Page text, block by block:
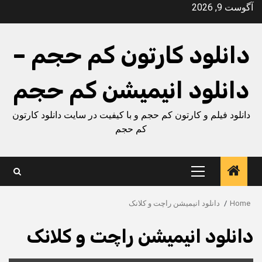
Skipآگوست 9, 2026
دانلود کارتون کم حجم –
دانلود انیمیشن کم حجم
دانلود فیلم و کارتون کم حجم و با کیفیت در سایت دانلود کارتون
کم حجم
Primary
Menu
Home دانلود انیمیشن راچت و کلانک
دانلود انیمیشن راچت و کلانک